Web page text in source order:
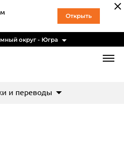
Открыть
округ - Югра
и переводы